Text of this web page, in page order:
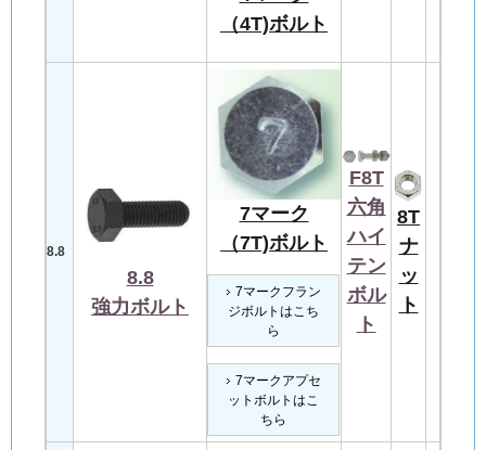
（4T)ボルト
8.8
8.8
強力ボルト
7マーク
（7T)ボルト
7マークフラン
ジボルトはこち
ら
7マークアプセ
ットボルトはこ
ちら
F8T
六角
ハイ
テン
ボル
ト
8T
ナ
ッ
ト